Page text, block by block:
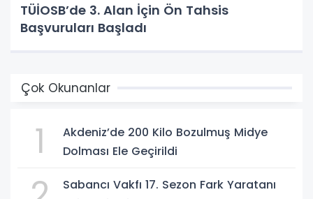
TÜİOSB’de 3. Alan İçin Ön Tahsis
Başvuruları Başladı
Çok Okunanlar
1
Akdeniz’de 200 Kilo Bozulmuş Midye
Dolması Ele Geçirildi
Sabancı Vakfı 17. Sezon Fark Yaratanı